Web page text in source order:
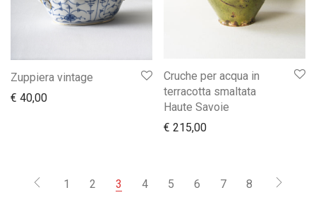
Zuppiera vintage
€ 40,00
Cruche per acqua in
terracotta smaltata
Haute Savoie
€ 215,00
1 2 3 4 5 6 7 8